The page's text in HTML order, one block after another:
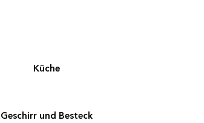
Küche
Geschirr und Besteck